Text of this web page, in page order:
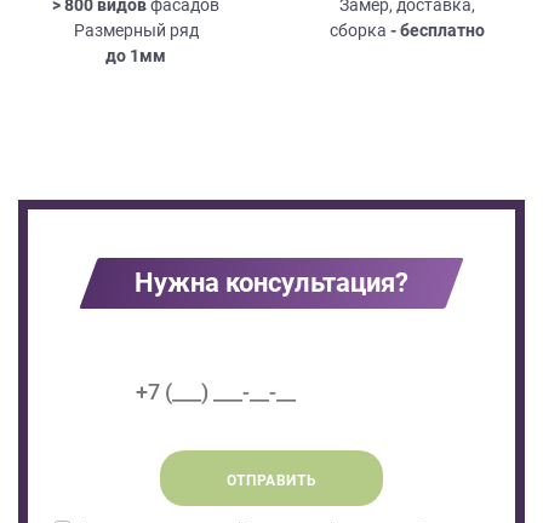
> 800 видовфасадов
Размерный ряд
до 1мм
Замер, доставка,
сборка - бесплатно
Нужна консультация?
ОТПРАВИТЬ